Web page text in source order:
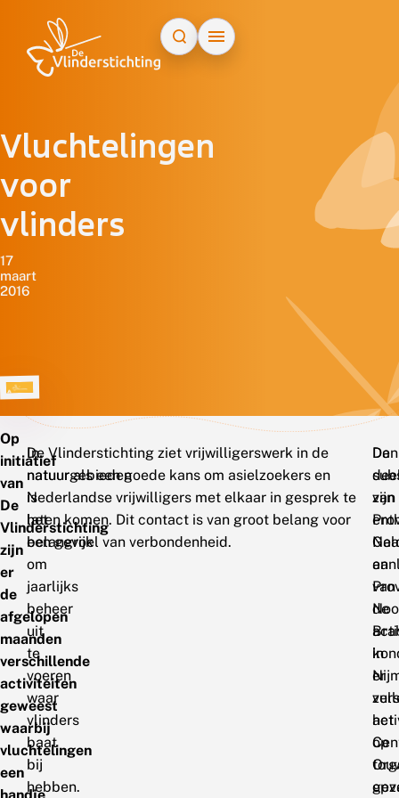
Vluchtelingen
voor
vlinders
17
maart
2016
Op
initiatief
van
De
Vlinderstichting
zijn
er
de
afgelopen
maanden
verschillende
activiteiten
geweest
waarbij
vluchtelingen
een
handje
In
natuurgebieden
is
het
belangrijk
om
jaarlijks
beheer
uit
te
voeren
waar
vlinders
baat
bij
hebben.
De Vlinderstichting ziet vrijwilligerswerk in de
natuur als een goede kans om asielzoekers en
Nederlandse vrijwilligers met elkaar in gesprek te
laten komen. Dit contact is van groot belang voor
een gevoel van verbondenheid.
van
en
er
op
De
zijn
van
de
in
het